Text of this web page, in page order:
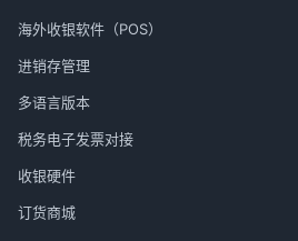
海外收银软件（POS）
进销存管理
多语言版本
税务电子发票对接
收银硬件
订货商城